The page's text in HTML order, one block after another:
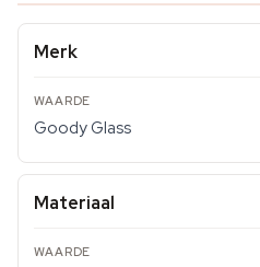
Merk
Goody Glass
Materiaal